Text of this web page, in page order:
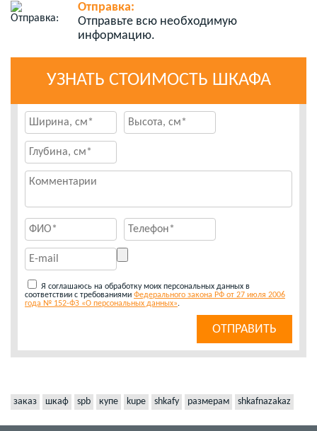
Отправка:
Отправьте всю необходимую
информацию.
УЗНАТЬ СТОИМОСТЬ ШКАФА
Я соглашаюсь на обработку моих персональных данных в
соответствии с требованиями Федерального закона РФ от 27 июля 2006
года № 152-ФЗ «О персональных данных».
заказ шкаф spb купе kupe shkafy размерам shkafnazakaz